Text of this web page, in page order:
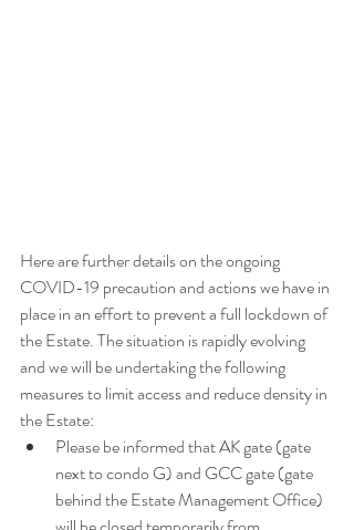
Here are further details on the ongoing
COVID-19 precaution and actions we have in
place in an effort to prevent a full lockdown of
the Estate. The situation is rapidly evolving
and we will be undertaking the following
measures to limit access and reduce density in
the Estate:
Please be informed that AK gate (gate
next to condo G) and GCC gate (gate
behind the Estate Management Office)